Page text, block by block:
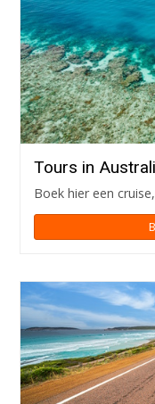
Tours in
Boek hier een